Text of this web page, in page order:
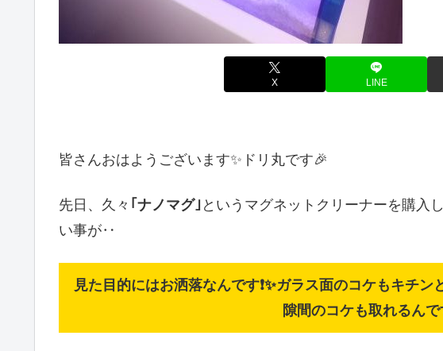
X LINE
皆さんおはようございます✨ドリ丸です🎉
先日、久々 ｢ナノマグ｣ というマグネットクリーナーを購入
い事が‥
見た目的にはお洒落なんです❗✨ガラス面のコケもキチン
隙間のコケも取れるんで